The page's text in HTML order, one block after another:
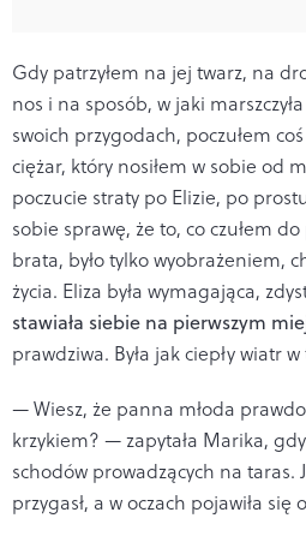
Gdy patrzyłem na jej twarz, na
nos i na sposób, w jaki
swoich przygodach, poczułem
ciężar, który nosiłem w sobie od
poczucie straty po Elizie, po
sobie sprawę, że to, co czułem
brata, było tylko wyobrażeniem,
życia. Eliza była wymagająca,
stawiała siebie na pierwszym
prawdziwa. Była jak ciepły wiatr
— Wiesz, że panna młoda
krzykiem? — zapytała Marika,
schodów prowadzących na taras.
przygasł, a w oczach pojawiła się